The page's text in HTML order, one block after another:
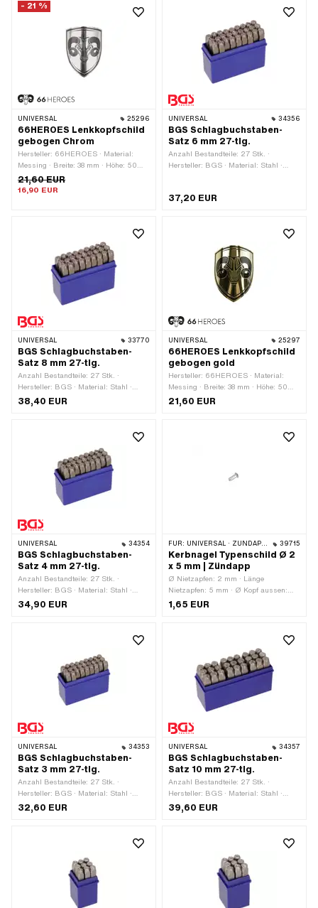
Ø Kopf aussen: 5 mm · Gesamtlänge:
Nenndurchmesser (Gewinde): 2.5 mm
· Gewindeart: M2.5x0.45
(Standardgewinde) · Gewindelänge: 5
- 21 %
UNIVERSAL 25296
66HEROES Lenkkopfschild
gebogen Chrom
Hersteller: 66HEROES · Material:
Messing · Breite: 38 mm · Höhe: 50
mm · Oberfläche: verchromt · Form:
gebogen · Beschaffenheit Rückseite:
21,60 EUR
16,90 EUR
UNIVERSAL 34356
BGS Schlagbuchstaben-
Satz 6 mm 27-tlg.
Anzahl Bestandteile: 27 Stk. ·
Hersteller: BGS · Material: Stahl ·
Werkstattzubehör
37,20 EUR
UNIVERSAL 33770
BGS Schlagbuchstaben-
Satz 8 mm 27-tlg.
Anzahl Bestandteile: 27 Stk. ·
Hersteller: BGS · Material: Stahl ·
Oberfläche: gehärtet ·
Anwendungsbereich:
38,40 EUR
UNIVERSAL 25297
66HEROES Lenkkopfschild
gebogen gold
Hersteller: 66HEROES · Material:
Messing · Breite: 38 mm · Höhe: 50
mm · Oberfläche: vergoldet · Form:
gebogen · Beschaffenheit Rückseite:
21,60 EUR
UNIVERSAL 34354
BGS Schlagbuchstaben-
Satz 4 mm 27-tlg.
Anzahl Bestandteile: 27 Stk. ·
Hersteller: BGS · Material: Stahl ·
Oberfläche: gehärtet ·
34,90 EUR
FÜR: UNIVERSAL · ZÜNDAPP BELMONDO · ZÜNDAPP 39715
Kerbnagel Typenschild Ø 2
x 5 mm | Zündapp
Ø Nietzapfen: 2 mm · Länge
Nietzapfen: 5 mm · Ø Kopf aussen:
3.35 mm · Gesamtlänge: 6.3 mm
1,65 EUR
UNIVERSAL 34353
BGS Schlagbuchstaben-
Satz 3 mm 27-tlg.
Anzahl Bestandteile: 27 Stk. ·
Hersteller: BGS · Material: Stahl ·
Oberfläche: gehärtet ·
32,60 EUR
UNIVERSAL 34357
BGS Schlagbuchstaben-
Satz 10 mm 27-tlg.
Anzahl Bestandteile: 27 Stk. ·
Hersteller: BGS · Material: Stahl ·
Oberfläche: gehärtet ·
39,60 EUR